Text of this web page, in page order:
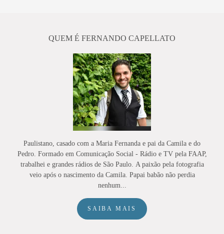
QUEM É FERNANDO CAPELLATO
Paulistano, casado com a Maria Fernanda e pai da Camila e do
Pedro. Formado em Comunicação Social - Rádio e TV pela FAAP,
trabalhei e grandes rádios de São Paulo. A paixão pela fotografia
veio após o nascimento da Camila. Papai babão não perdia
nenhum...
SAIBA MAIS